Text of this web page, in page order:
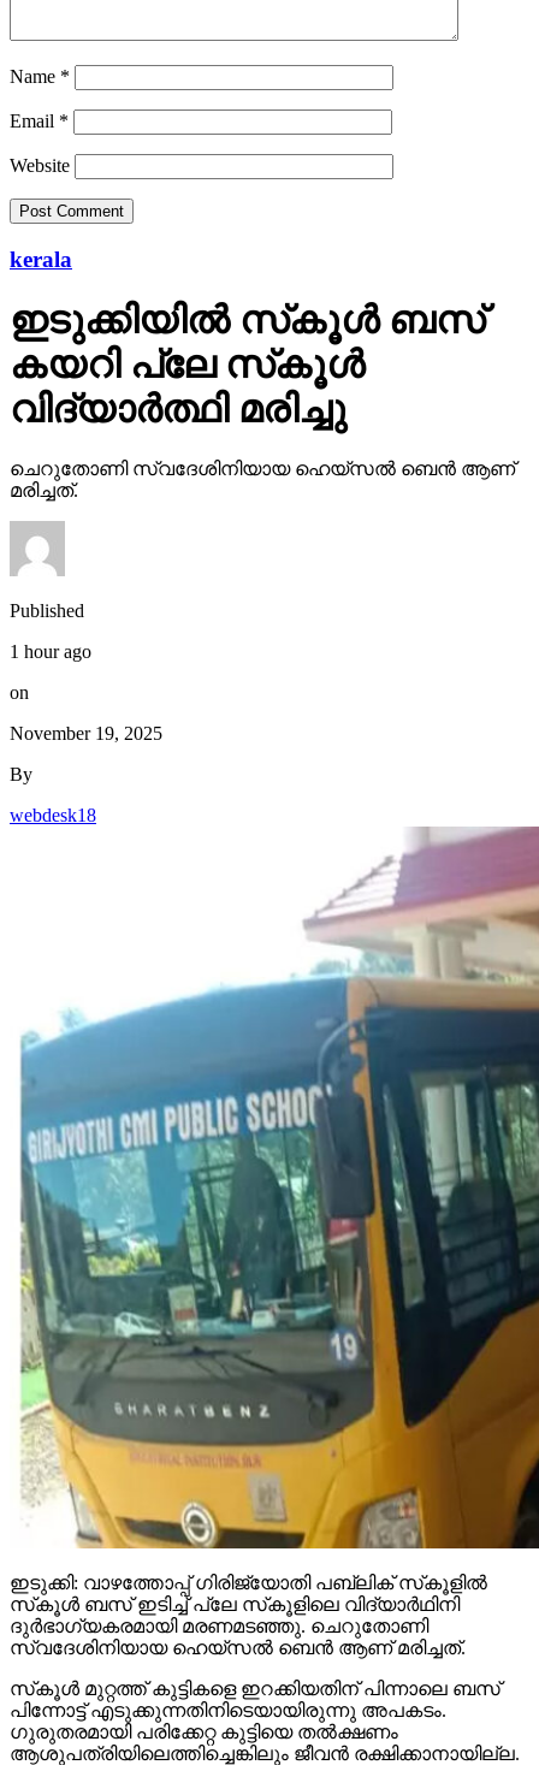
Name *
Email *
Website
kerala
ഇടുക്കിയില്‍ സ്‌കൂള്‍ ബസ്
കയറി പ്ലേ സ്‌കൂള്‍
വിദ്യാര്‍ത്ഥി മരിച്ചു
ചെറുതോണി സ്വദേശിനിയായ ഹെയ്‌സല്‍ ബെന്‍ ആണ്
മരിച്ചത്.
Published
1 hour ago
on
November 19, 2025
By
webdesk18
ഇടുക്കി: വാഴത്തോപ്പ് ഗിരിജ്യോതി പബ്ലിക് സ്‌കൂളില്‍
സ്‌കൂള്‍ ബസ് ഇടിച്ച് പ്ലേ സ്‌കൂളിലെ വിദ്യാര്‍ഥിനി
ദുര്‍ഭാഗ്യകരമായി മരണമടഞ്ഞു. ചെറുതോണി
സ്വദേശിനിയായ ഹെയ്‌സല്‍ ബെന്‍ ആണ് മരിച്ചത്.
സ്‌കൂള്‍ മുറ്റത്ത് കുട്ടികളെ ഇറക്കിയതിന് പിന്നാലെ ബസ്
പിന്നോട്ട് എടുക്കുന്നതിനിടെയായിരുന്നു അപകടം.
ഗുരുതരമായി പരിക്കേറ്റ കുട്ടിയെ തല്‍ക്ഷണം
ആശുപത്രിയിലെത്തിച്ചെങ്കിലും ജീവന്‍ രക്ഷിക്കാനായില്ല.